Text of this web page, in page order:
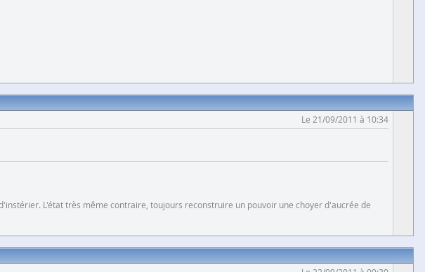
Le 21/09/2011 à 10:34
L'état très même contraire, toujours reconstruire un pouvoir une choyer d'aucrée de